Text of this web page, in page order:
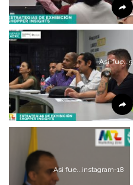
Asi-fue...5
Asi fue...instagram-18